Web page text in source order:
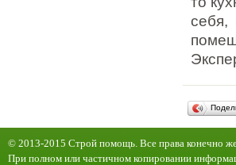
себя,
© 2013-2015 Строй помощь. Все права конечно
При полном или частичном копировании